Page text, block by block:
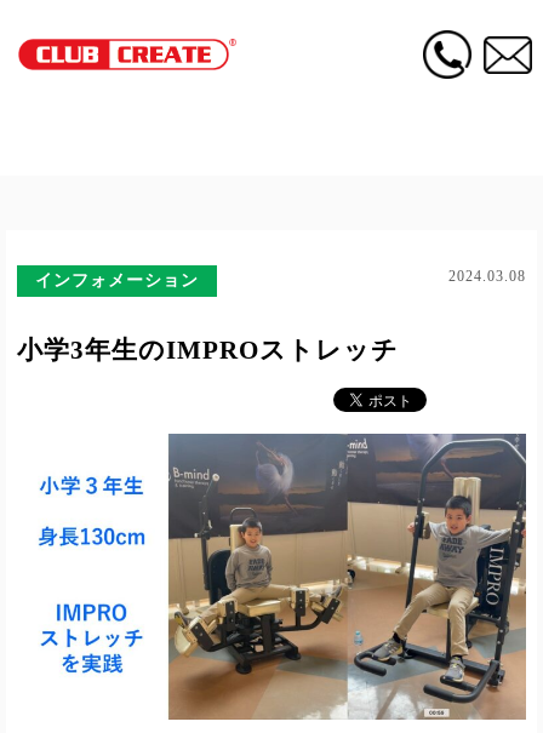
インフォメーション 2024.03.08
小学3年生のIMPROストレッチ